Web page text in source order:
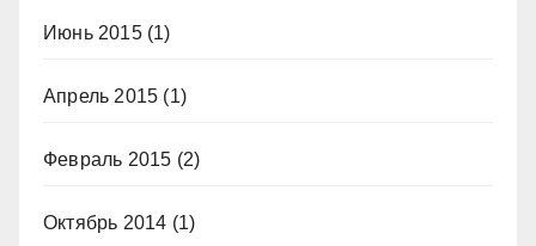
Июнь 2015(1)
Апрель 2015 (1)
Февраль 2015 (2)
Октябрь 2014 (1)